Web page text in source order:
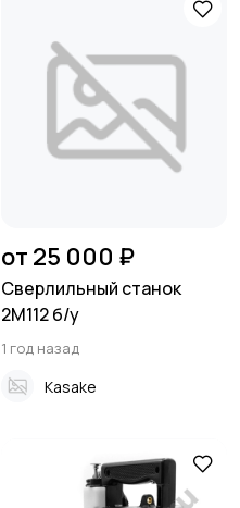
от 25 000 ₽
Сверлильный станок
2М112 б/у
1 год назад
Kasake